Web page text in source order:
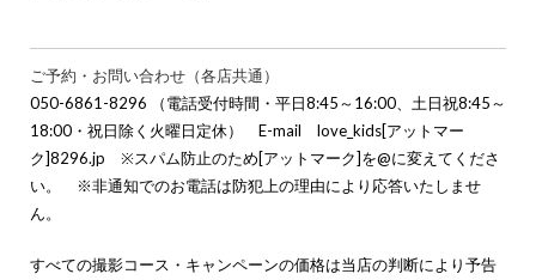
ご予約・お問い合わせ（各店共通）
050-6861-8296 （電話受付時間・平日8:45～16:00、土日祝8:45～
18:00・祝日除く火曜日定休） E-mail love_kids[アットマー
ク]8296.jp ※スパム防止のため[アットマーク]を@に変えてくださ
い。 ※非通知でのお電話は防犯上の理由により応答いたしませ
ん。
すべての撮影コース・キャンペーンの価格は当店の判断により予告